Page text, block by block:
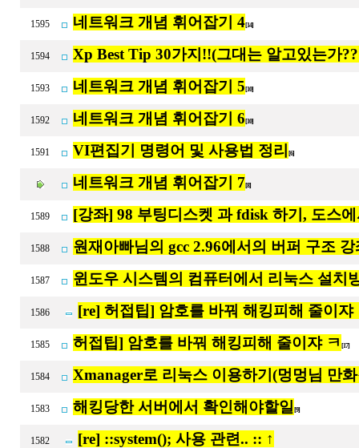
1595 네트워크 개념 휘어잡기 4[14]
1594 Xp Best Tip 30가지!!(그대는 알고있는가
1593 네트워크 개념 휘어잡기 5 [10]
1592 네트워크 개념 휘어잡기 6 [10]
1591 VI편집기 명령어 및 사용법 정리 [6]
네트워크 개념 휘어잡기 7 [8]
1589 [강좌] 98 부팅디스켓 과 fdisk 하기, 도스
1588 원재아빠님의 gcc 2.96에서의 버퍼 구조 강
1587 윈도우 시스템의 컴퓨터에서 리눅스 설치
1586 [re] 허접팁] 암호를 바꿔 해킹피해 줄이
1585 허접팁] 암호를 바꿔 해킹피해 줄이쟈 ㅋ [17]
1584 Xmanager로 리눅스 이용하기(멍멍님 만
1583 해킹당한 서버에서 확인해야할일 [9]
1582 [re] ::system(); 사용 관련.. :: ↑